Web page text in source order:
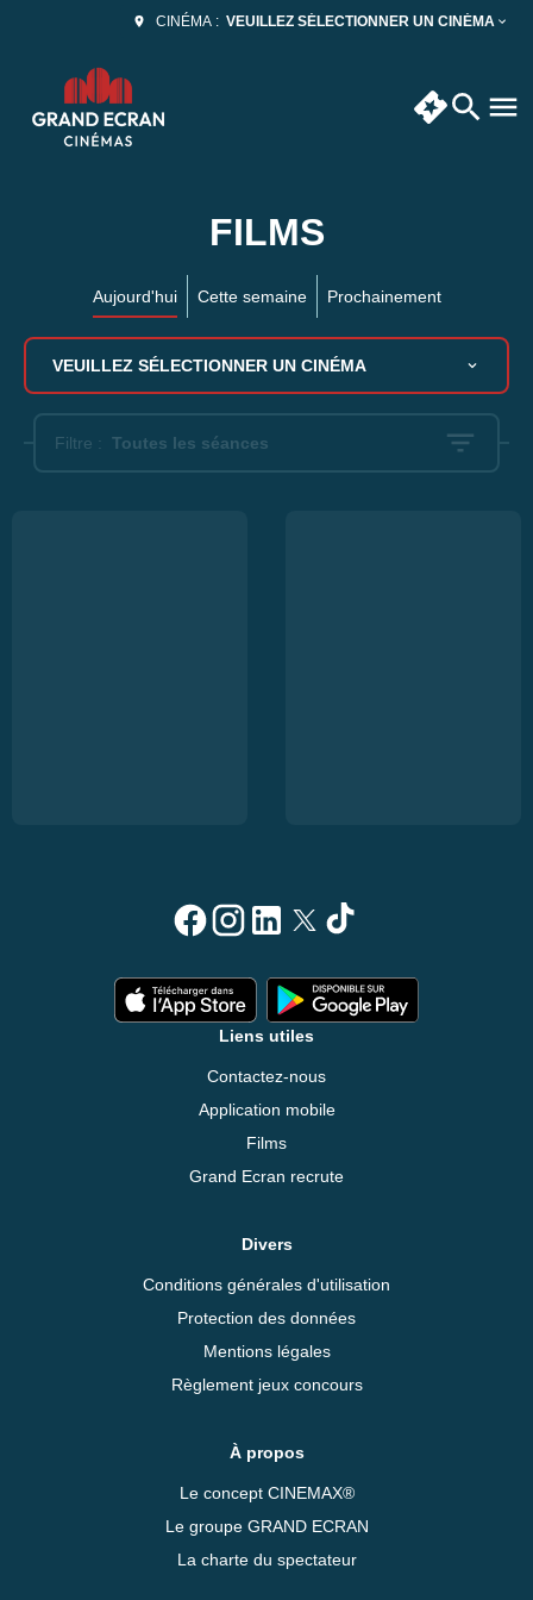
CINÉMA : VEUILLEZ SÉLECTIONNER UN CINÉMA
FILMS
Aujourd'hui Cette semaine Prochainement
VEUILLEZ SÉLECTIONNER UN CINÉMA
Filtre : Toutes les séances
Liens utiles
Contactez-nous
Application mobile
Films
Grand Ecran recrute
Divers
Conditions générales d'utilisation
Protection des données
Mentions légales
Règlement jeux concours
À propos
Le concept CINEMAX®
Le groupe GRAND ECRAN
La charte du spectateur